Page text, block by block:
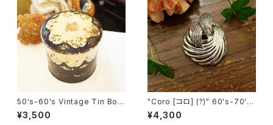
50's-60's Vintage Tin Box
[OV-10]
¥3,500
"Coro [コロ] (?)" 60's-70's
シルバートーン ヴィンテージブ
ローチ [BV-326]
¥4,300